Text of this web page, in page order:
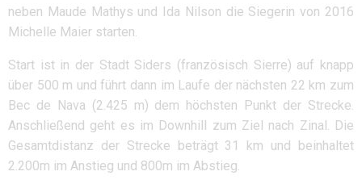
neben Maude Mathys und Ida Nilson die Siegerin von 2016
Michelle Maier starten.
Start ist in der Stadt Siders (französisch Sierre) auf knapp
über 500 m und führt dann im Laufe der nächsten 22 km zum
Bec de Nava (2.425 m) dem höchsten Punkt der Strecke.
Anschließend geht es im Downhill zum Ziel nach Zinal. Die
Gesamtdistanz der Strecke beträgt 31 km und beinhaltet
2.200m im Anstieg und 800m im Abstieg.